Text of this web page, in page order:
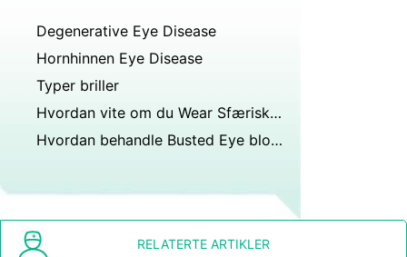
Degenerative Eye Disease
Hornhinnen Eye Disease
Typer briller
Hvordan vite om du Wear Sfærisk eller Circular Contact Lens
Hvordan behandle Busted Eye blodkar
RELATERTE ARTIKLER